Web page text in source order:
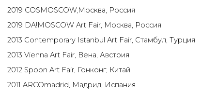
2019 COSMOSCOW,Москва, Россия
2019 DA!MOSCOW Art Fair, Москва, Россия
2013 Contemporary Istanbul Art Fair, Стамбул, Турция
2013 Vienna Art Fair, Вена, Австрия
2012 Spoon Art Fair, Гонконг, Китай
2011 ARCOmadrid, Мадрид, Испания